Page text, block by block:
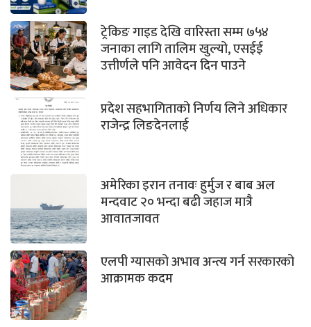
ट्रेकिङ गाइड देखि वारिस्ता सम्म ७५४
जनाका लागि तालिम खुल्यो, एसईई
उत्तीर्णले पनि आवेदन दिन पाउने
प्रदेश सहभागिताको निर्णय लिने अधिकार
राजेन्द्र लिङदेनलाई
अमेरिका इरान तनावः हुर्मुज र बाब अल
मन्दवाट २० भन्दा बढी जहाज मात्रै
आवातजावत
एलपी ग्यासको अभाव अन्त्य गर्न सरकारको
आक्रामक कदम